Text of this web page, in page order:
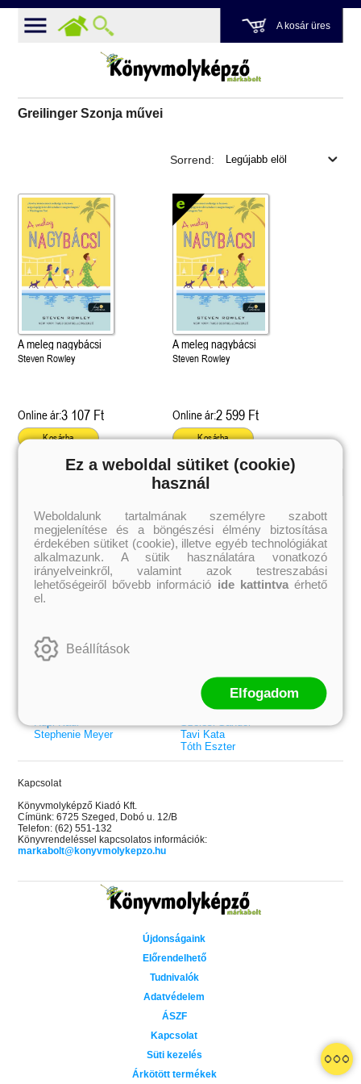
A kosár üres
Greilinger Szonja művei
Grace and Glory - Kegyelem és
dicsőség (Az Előhírnök-trilógia
Különleges éldekorált kiadás!
Bad Girl Reputation
lány (Avalon Bay 2.)
Elle Kennedy
Sorrend:
A meleg nagybácsi
Steven Rowley
Online ár:3 107 Ft
Kosárba
A meleg nagybácsi
Steven Rowley
Online ár:2 599 Ft
Kosárba
Külföldiek
Brigid Kemmerer
Cassandra Clare
Colleen Hoover
Elle Kennedy
Erin Watt
Holly Webb
Jenny Han
Leigh Bardugo
Maggie Stiefvater
Rupi Kaur
Stephenie Meyer
Magyarok
Ashley Carrigan
Benina
Bessenyei Gábor
Bodor Attila
Böszörményi Gyula
Rácz-Stefán Tibor
Róbert Katalin
Spirit Bliss
Szélesi Sándor
Tavi Kata
Tóth Eszter
Kapcsolat
Könyvmolyképző Kiadó Kft.
Címünk: 6725 Szeged, Dobó u. 12/B
Telefon: (62) 551-132
Könyvrendeléssel kapcsolatos információk:
markabolt@konyvmolykepzo.hu
Újdonságaink
Előrendelhető
Tudnivalók
Adatvédelem
ÁSZF
Kapcsolat
Süti kezelés
Árkötött termékek
Ez a weboldal sütiket (cookie)
használ
Weboldalunk tartalmának személyre szabott
megjelenítése és a böngészési élmény biztosítása
érdekében sütiket (cookie), illetve egyéb technológiákat
alkalmazunk. A sütik használatára vonatkozó
irányelveinkről, valamint azok testreszabási
lehetőségeiről bővebb információ ide kattintvaérhető
el.
Beállítások
Elfogadom